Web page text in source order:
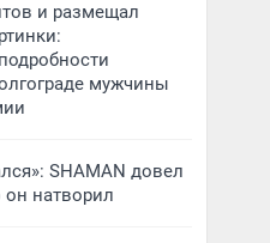
и размещал
мужчины
SHAMAN довел
натворил